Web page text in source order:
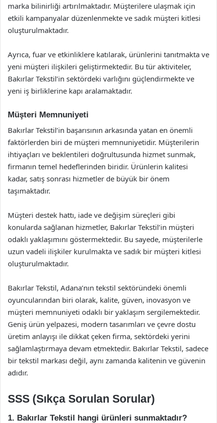
marka bilinirliği artırılmaktadır. Müşterilere ulaşmak için
etkili kampanyalar düzenlenmekte ve sadık müşteri kitlesi
oluşturulmaktadır.
Ayrıca, fuar ve etkinliklere katılarak, ürünlerini tanıtmakta ve
yeni müşteri ilişkileri geliştirmektedir. Bu tür aktiviteler,
Bakırlar Tekstil’in sektördeki varlığını güçlendirmekte ve
yeni iş birliklerine kapı aralamaktadır.
Müşteri Memnuniyeti
Bakırlar Tekstil’in başarısının arkasında yatan en önemli
faktörlerden biri de müşteri memnuniyetidir. Müşterilerin
ihtiyaçları ve beklentileri doğrultusunda hizmet sunmak,
firmanın temel hedeflerinden biridir. Ürünlerin kalitesi
kadar, satış sonrası hizmetler de büyük bir önem
taşımaktadır.
Müşteri destek hattı, iade ve değişim süreçleri gibi
konularda sağlanan hizmetler, Bakırlar Tekstil’in müşteri
odaklı yaklaşımını göstermektedir. Bu sayede, müşterilerle
uzun vadeli ilişkiler kurulmakta ve sadık bir müşteri kitlesi
oluşturulmaktadır.
Bakırlar Tekstil, Adana’nın tekstil sektöründeki önemli
oyuncularından biri olarak, kalite, güven, inovasyon ve
müşteri memnuniyeti odaklı bir yaklaşım sergilemektedir.
Geniş ürün yelpazesi, modern tasarımları ve çevre dostu
üretim anlayışı ile dikkat çeken firma, sektördeki yerini
sağlamlaştırmaya devam etmektedir. Bakırlar Tekstil, sadece
bir tekstil markası değil, aynı zamanda kalitenin ve güvenin
adıdır.
SSS (Sıkça Sorulan Sorular)
1. Bakırlar Tekstil hangi ürünleri sunmaktadır?